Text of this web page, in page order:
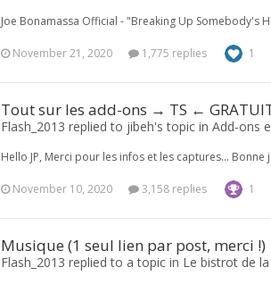
Joe Bonamassa Official - "Breaking Up Somebody's
November 21, 2020 1,775 replies 1
Tout sur les add-ons → TS ←
Flash_2013 replied to jibeh's topic in Add-ons
Hello JP, Merci pour les infos et les captures... Bonne
November 10, 2020 3,158 replies 1
Musique (1 seul lien par post, merci !)
Flash_2013 replied to a topic in Le bistrot de